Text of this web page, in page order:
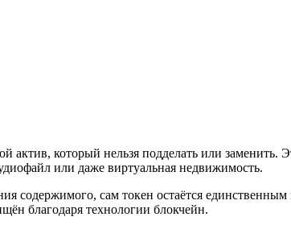
который нельзя подделать или
или даже виртуальная недвижимость.
содержимого, сам токен остаётся
благодаря технологии блокчейн.